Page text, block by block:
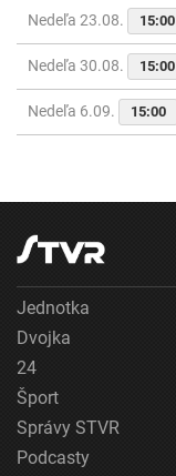
Nedeľa 23.08. 15:00
Nedeľa 30.08. 15:00
Nedeľa 6.09. 15:00
Jednotka
Dvojka
24
Šport
Správy STVR
Podcasty